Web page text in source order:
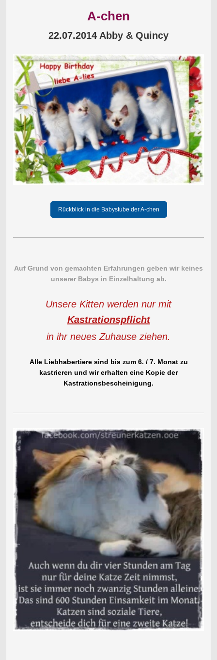
A-chen
22.07.2014 Abby & Quincy
Rückblick in die Babystube der A-chen
Auf Grund von gemachten Erfahrungen geben wir keines
unserer Babys in Einzelhaltung ab.
Unsere Kitten werden nur mit
Kastrationspflicht
in ihr neues Zuhause ziehen.
Alle Liebhabertiere sind bis zum 6. / 7. Monat zu
kastrieren und wir erhalten eine Kopie der
Kastrationsbescheinigung.